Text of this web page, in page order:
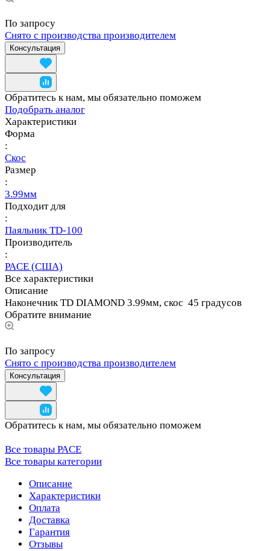
По запросу
Снято с производства производителем
Консультация
Обратитесь к нам, мы обязательно поможем
Подобрать аналог
Характеристики
Форма
:
Скос
Размер
:
3.99мм
Подходит для
:
Паяльник TD-100
Производитель
:
PACE (США)
Все характеристики
Описание
Наконечник TD DIAMOND 3.99мм, скос 45 градусов
Обратите внимание
По запросу
Снято с производства производителем
Консультация
Обратитесь к нам, мы обязательно поможем
Все товары PACE
Все товары категории
Описание
Характеристики
Оплата
Доставка
Гарантия
Отзывы